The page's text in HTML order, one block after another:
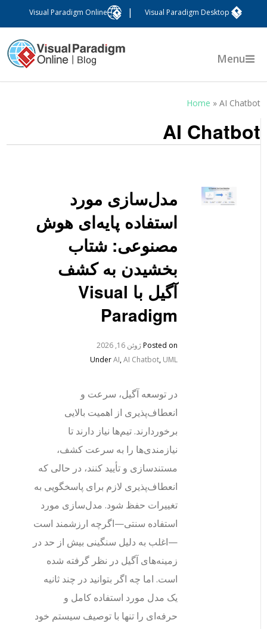
Visual Paradigm Desktop
Visual Paradigm Online
Menu
Home »AI Chatbot
AI Chatbot
مدل‌سازی مورد
استفاده پایه‌ای هوش
مصنوعی: شتاب
بخشیدن به کشف
آگیل با Visual
Paradigm
Posted onژوئن 16, 2026
UnderAI, AI Chatbot,UML
در توسعه آگیل، سرعت و
انعطاف‌پذیری از اهمیت بالایی
برخوردارند. تیم‌ها نیاز دارند تا
نیازمندی‌ها را به سرعت کشف،
مستندسازی و تأیید کنند، در حالی که
انعطاف‌پذیری لازم برای پاسخگویی به
تغییرات حفظ شود. مدل‌سازی مورد
استفاده سنتی—اگرچه ارزشمند است
—اغلب به دلیل سنگینی بیش از حد در
زمینه‌های آگیل در نظر گرفته شده
است. اما چه اگر بتوانید در چند ثانیه
یک مدل مورد استفاده کامل و
حرفه‌ای را تنها با توصیف سیستم خود